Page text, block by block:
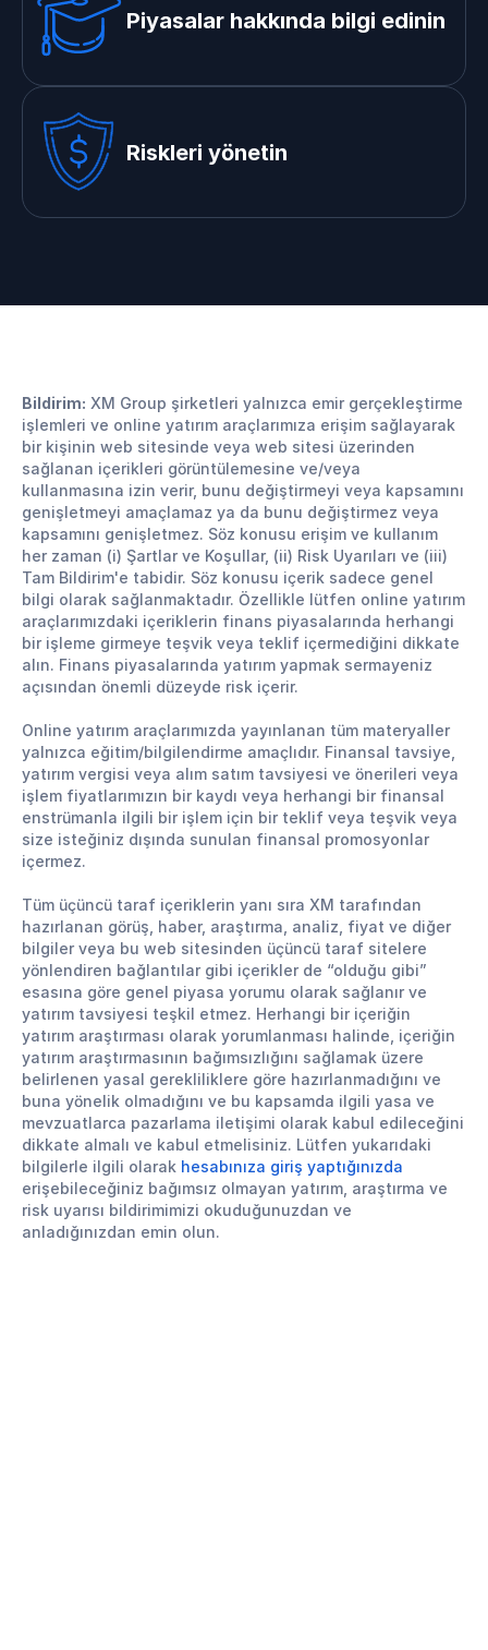
Piyasalar hakkında bilgi edinin
Riskleri yönetin
Bildirim: XM Group şirketleri yalnızca emir gerçekleştirme
işlemleri ve online yatırım araçlarımıza erişim sağlayarak
bir kişinin web sitesinde veya web sitesi üzerinden
sağlanan içerikleri görüntülemesine ve/veya
kullanmasına izin verir, bunu değiştirmeyi veya kapsamını
genişletmeyi amaçlamaz ya da bunu değiştirmez veya
kapsamını genişletmez. Söz konusu erişim ve kullanım
her zaman (i) Şartlar ve Koşullar, (ii) Risk Uyarıları ve (iii)
Tam Bildirim'e tabidir. Söz konusu içerik sadece genel
bilgi olarak sağlanmaktadır. Özellikle lütfen online yatırım
araçlarımızdaki içeriklerin finans piyasalarında herhangi
bir işleme girmeye teşvik veya teklif içermediğini dikkate
alın. Finans piyasalarında yatırım yapmak sermayeniz
açısından önemli düzeyde risk içerir.
Online yatırım araçlarımızda yayınlanan tüm materyaller
yalnızca eğitim/bilgilendirme amaçlıdır. Finansal tavsiye,
yatırım vergisi veya alım satım tavsiyesi ve önerileri veya
işlem fiyatlarımızın bir kaydı veya herhangi bir finansal
enstrümanla ilgili bir işlem için bir teklif veya teşvik veya
size isteğiniz dışında sunulan finansal promosyonlar
içermez.
Tüm üçüncü taraf içeriklerin yanı sıra XM tarafından
hazırlanan görüş, haber, araştırma, analiz, fiyat ve diğer
bilgiler veya bu web sitesinden üçüncü taraf sitelere
yönlendiren bağlantılar gibi içerikler de “olduğu gibi”
esasına göre genel piyasa yorumu olarak sağlanır ve
yatırım tavsiyesi teşkil etmez. Herhangi bir içeriğin
yatırım araştırması olarak yorumlanması halinde, içeriğin
yatırım araştırmasının bağımsızlığını sağlamak üzere
belirlenen yasal gerekliliklere göre hazırlanmadığını ve
buna yönelik olmadığını ve bu kapsamda ilgili yasa ve
mevzuatlarca pazarlama iletişimi olarak kabul edileceğini
dikkate almalı ve kabul etmelisiniz. Lütfen yukarıdaki
bilgilerle ilgili olarak hesabınıza giriş yaptığınızda
erişebileceğiniz bağımsız olmayan yatırım, araştırma ve
risk uyarısı bildirimimizi okuduğunuzdan ve
anladığınızdan emin olun.